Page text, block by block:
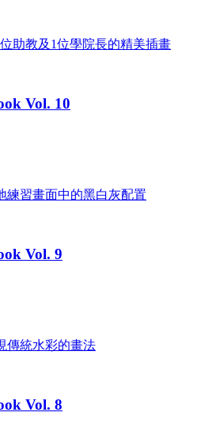
助教及1位學院長的精美插畫
Vol. 10
練習畫面中的黑白灰配置
Vol. 9
傳統水彩的畫法
Vol. 8